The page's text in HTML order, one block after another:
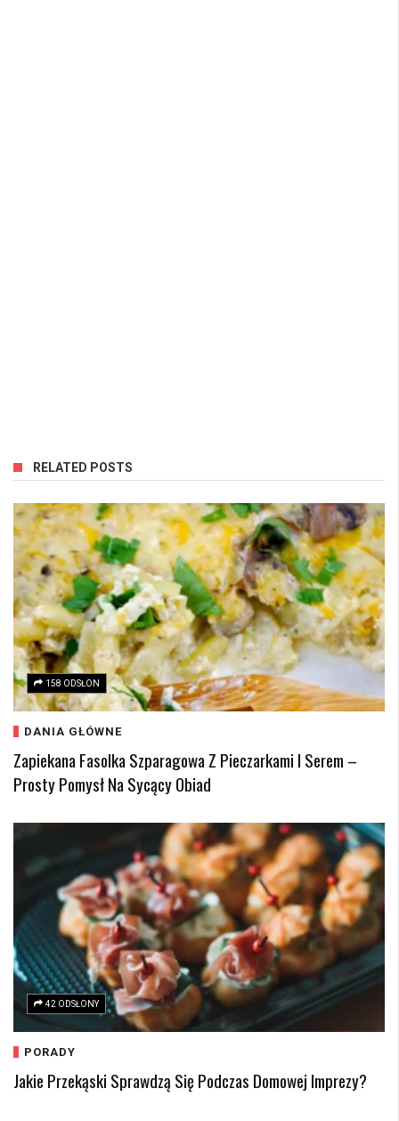
RELATED POSTS
158 ODSŁON
DANIA GŁÓWNE
Zapiekana Fasolka Szparagowa Z Pieczarkami I Serem –
Prosty Pomysł Na Sycący Obiad
42 ODSŁONY
PORADY
Jakie Przekąski Sprawdzą Się Podczas Domowej Imprezy?